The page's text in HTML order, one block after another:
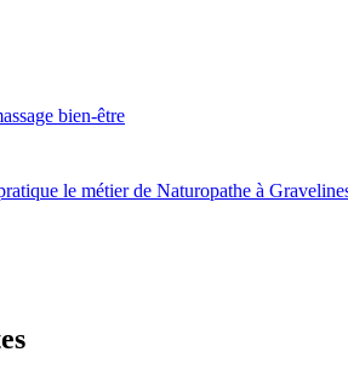
bien-être
le métier de Naturopathe à